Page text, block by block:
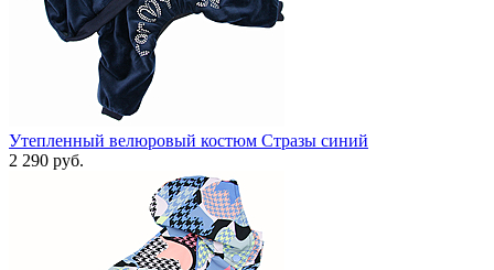
Утепленный велюровый костюм Стразы синий
2 290 руб.